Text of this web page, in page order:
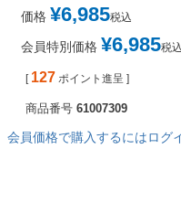
価格 ¥6,985税込
会員特別価格 ¥6,985税込
[ 127 ポイント進呈 ]
商品番号 61007309
会員価格で購入するにはログ